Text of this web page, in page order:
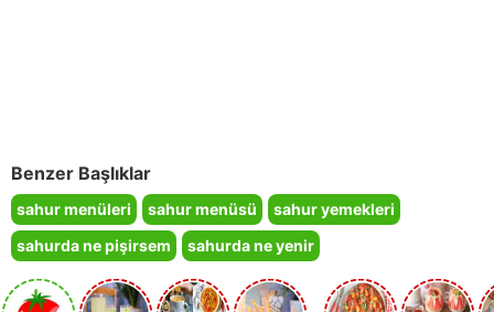
Benzer Başlıklar
sahur menüleri sahur menüsü
sahur yemekleri
sahurda ne pişirsem
sahurda ne yenir